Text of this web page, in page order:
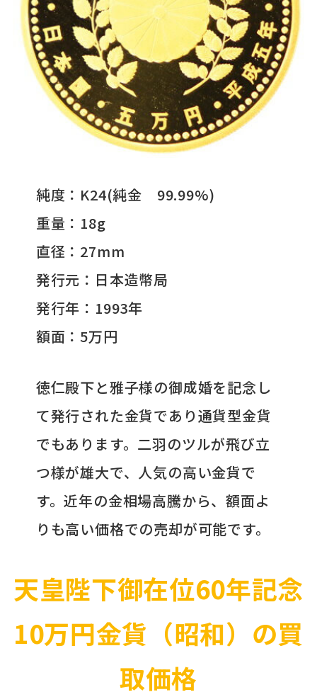
純度：K24(純金 99.99%)
重量：18g
直径：27mm
発行元：日本造幣局
発行年：1993年
額面：5万円
徳仁殿下と雅子様の御成婚を記念し
て発行された金貨であり通貨型金貨
でもあります。二羽のツルが飛び立
つ様が雄大で、人気の高い金貨で
す。近年の金相場高騰から、額面よ
りも高い価格での売却が可能です。
天皇陛下御在位60年記念
10万円金貨（昭和）の買
取価格